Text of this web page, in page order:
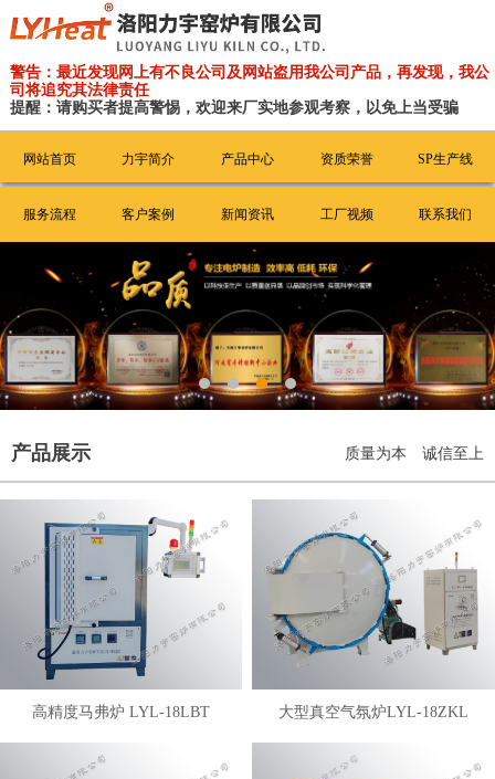
警告：最近发现网上有不良公司及网站盗用我公司产品，再发现，我公
司将追究其法律责任
提醒：请购买者提高警惕，欢迎来厂实地参观考察，以免上当受骗
网站首页 力宇简介 产品中心 资质荣誉 SP生产线
服务流程 客户案例 新闻资讯 工厂视频 联系我们
产品展示 质量为本 诚信至上
高精度马弗炉 LYL-18LBT 大型真空气氛炉LYL-18ZKL